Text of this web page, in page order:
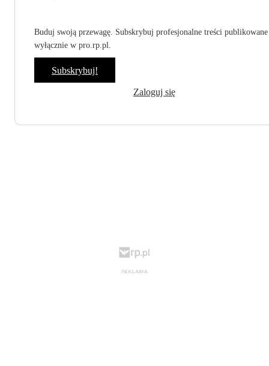
Buduj swoją przewagę. Subskrybuj profesjonalne treści publikowane
wyłącznie w pro.rp.pl.
Subskrybuj!
Zaloguj się